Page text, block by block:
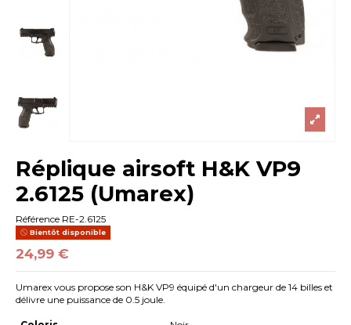
Réplique airsoft H&K VP9
2.6125 (Umarex)
Référence RE-2.6125
Bientôt disponible
24,99 €
Umarex vous propose son H&K VP9 équipé d'un chargeur de 14 billes et
délivre une puissance de 0.5 joule.